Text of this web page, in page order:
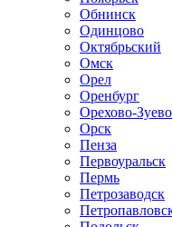
Обнинск
Одинцово
Октябрьский
Омск
Орел
Оренбург
Орехово-Зуево
Орск
Пенза
Первоуральск
Пермь
Петрозаводск